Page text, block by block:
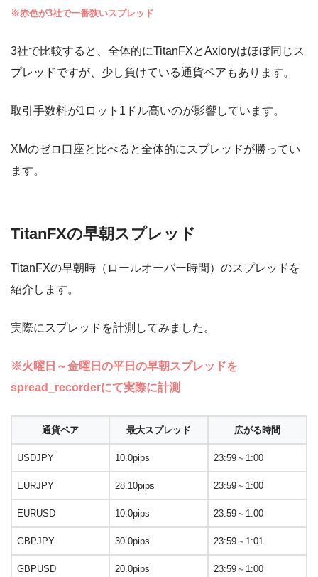
※赤色が3社で一番狭いスプレッド
3社で比較すると、全体的にTitanFXとAxioryはほぼ同じス
プレッドですが、少し負けている通貨ペアもあります。
取引手数料が1ロット1ドル高いのが影響しています。
XMのゼロ口座と比べると全体的にスプレッドが勝ってい
ます。
TitanFXの早朝スプレッド
TitanFXの早朝時（ロールオーバー時間）のスプレッドを
紹介します。
実際にスプレッドを計測してみました。
※火曜日～金曜日の平日の早朝スプレッドを
spread_recorderにて実際に計測
通貨ペア 最大スプレッド 広がる時間
USDJPY 10.0pips 23:59～1:00
EURJPY 28.10pips 23:59～1:00
EURUSD 10.0pips 23:59～1:00
GBPJPY 30.0pips 23:59～1:01
GBPUSD 20.0pips 23:59～1:00